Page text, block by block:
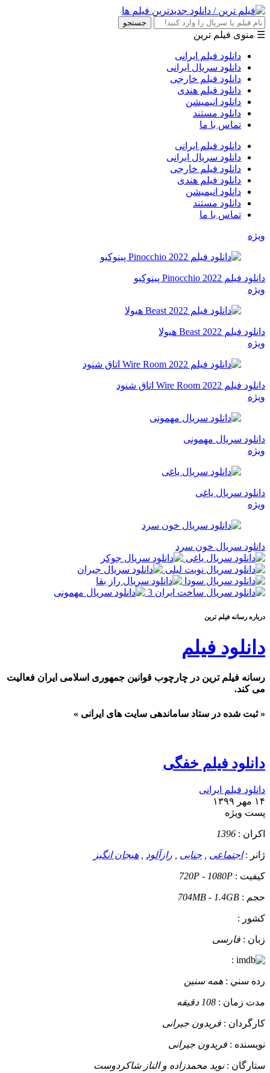
جستجو
☰ منوی فیلم ترین
دانلود فیلم ایرانی
دانلود سریال ایرانی
دانلود فیلم خارجی
دانلود فیلم هندی
دانلود انیمیشن
دانلود مستند
تماس با ما
دانلود فیلم ایرانی
دانلود سریال ایرانی
دانلود فیلم خارجی
دانلود فیلم هندی
دانلود انیمیشن
دانلود مستند
تماس با ما
ویژه
دانلود فیلم Pinocchio 2022 پینوکیو
ویژه
دانلود فیلم Beast 2022 هیولا
ویژه
دانلود فیلم Wire Room 2022 اتاق شنود
ویژه
دانلود سریال مهمونی
ویژه
دانلود سریال یاغی
ویژه
دانلود سریال خون سرد
درباره رسانه فيلم ترين
دانلود فیلم
رسانه فیلم ترین در چارچوب قوانین جمهوری اسلامی ایران فعالیت
می کند.
« ثبت شده در ستاد ساماندهی سایت های ایرانی »
دانلود فیلم خفگی
دانلود فیلم ایرانی
۱۴ مهر ۱۳۹۹
پست ويژه
اکران : 1396
ژانر :اجتماعی جنایی رازآلود هیجان انگیز
کيفيت : 720P - 1080P
حجم : 704MB - 1.4GB
کشور :
زبان : فارسی
:
رده سني : همه سنین
مدت زمان : 108 دقیقه
کارگردان : فریدون جیرانی
نويسنده : فریدون جیرانی
ستارگان :نوید محمدزاده و الناز شاکردوست